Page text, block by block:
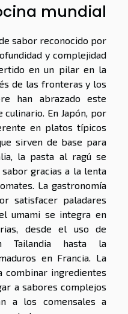
mundial
sabor reconocido por
y complejidad
en un pilar en la
de las fronteras y los
han abrazado este
En Japón, por
en platos típicos
sirven de base para
la pasta al ragú se
gracias a la lenta
La gastronomía
satisfacer paladares
umami se integra en
desde el uso de
Tailandia hasta la
en Francia. La
combinar ingredientes
a sabores complejos
a los comensales a